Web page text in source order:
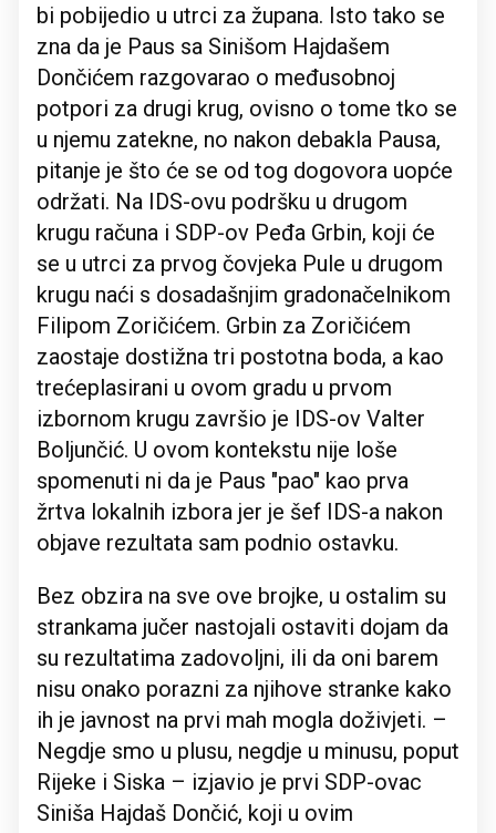
bi pobijedio u utrci za župana. Isto tako se
zna da je Paus sa Sinišom Hajdašem
Dončićem razgovarao o međusobnoj
potpori za drugi krug, ovisno o tome tko se
u njemu zatekne, no nakon debakla Pausa,
pitanje je što će se od tog dogovora uopće
održati. Na IDS-ovu podršku u drugom
krugu računa i SDP-ov Peđa Grbin, koji će
se u utrci za prvog čovjeka Pule u drugom
krugu naći s dosadašnjim gradonačelnikom
Filipom Zoričićem. Grbin za Zoričićem
zaostaje dostižna tri postotna boda, a kao
trećeplasirani u ovom gradu u prvom
izbornom krugu završio je IDS-ov Valter
Boljunčić. U ovom kontekstu nije loše
spomenuti ni da je Paus "pao" kao prva
žrtva lokalnih izbora jer je šef IDS-a nakon
objave rezultata sam podnio ostavku.
Bez obzira na sve ove brojke, u ostalim su
strankama jučer nastojali ostaviti dojam da
su rezultatima zadovoljni, ili da oni barem
nisu onako porazni za njihove stranke kako
ih je javnost na prvi mah mogla doživjeti. –
Negdje smo u plusu, negdje u minusu, poput
Rijeke i Siska – izjavio je prvi SDP-ovac
Siniša Hajdaš Dončić, koji u ovim